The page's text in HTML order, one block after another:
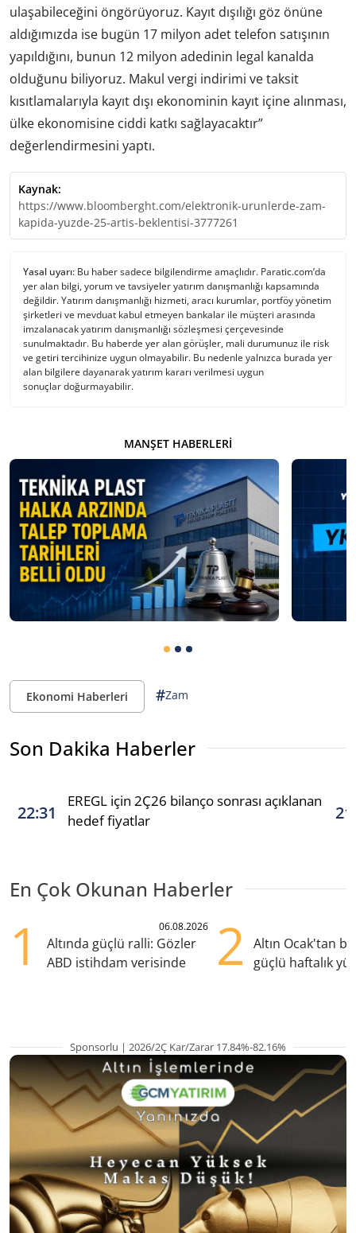
ulaşabileceğini öngörüyoruz. Kayıt dışılığı göz önüne
aldığımızda ise bugün 17 milyon adet telefon satışının
yapıldığını, bunun 12 milyon adedinin legal kanalda
olduğunu biliyoruz. Makul vergi indirimi ve taksit
kısıtlamalarıyla kayıt dışı ekonominin kayıt içine alınması,
ülke ekonomisine ciddi katkı sağlayacaktır”
değerlendirmesini yaptı.
Kaynak:
https://www.bloomberght.com/elektronik-urunlerde-zam-
kapida-yuzde-25-artis-beklentisi-3777261
Yasal uyarı: Bu haber sadece bilgilendirme amaçlıdır. Paratic.com’da
yer alan bilgi, yorum ve tavsiyeler yatırım danışmanlığı kapsamında
değildir. Yatırım danışmanlığı hizmeti, aracı kurumlar, portföy yönetim
şirketleri ve mevduat kabul etmeyen bankalar ile müşteri arasında
imzalanacak yatırım danışmanlığı sözleşmesi çerçevesinde
sunulmaktadır. Bu haberde yer alan görüşler, mali durumunuz ile risk
ve getiri tercihinize uygun olmayabilir. Bu nedenle yalnızca burada yer
alan bilgilere dayanarak yatırım kararı verilmesi uygun
sonuçlar doğurmayabilir.
MANŞET HABERLERI
Ekonomi Haberleri #Zam
Son Dakika Haberler
22:31
EREGL için 2Ç26 bilanço sonrası açıklanan
hedef fiyatlar
En Çok Okunan Haberler
1 06.08.2026
Altında güçlü ralli: Gözler
ABD istihdam verisinde
2
Altın Ocak'tan
güçlü haftalık
Sponsorlu | 2026/2Ç Kar/Zarar 17.84%-82.16%